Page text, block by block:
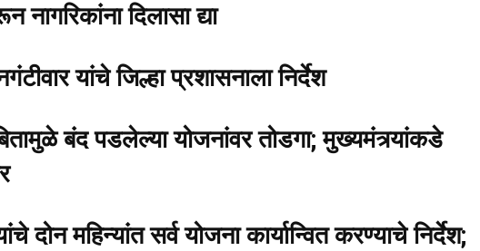
दिलासा द्या
यांचे जिल्हा प्रशासनाला निर्देश
बंद पडलेल्या योजनांवर तोडगा; मुख्यमंत्र्यांकडे
दोन महिन्यांत सर्व योजना कार्यान्वित करण्याचे निर्देश;